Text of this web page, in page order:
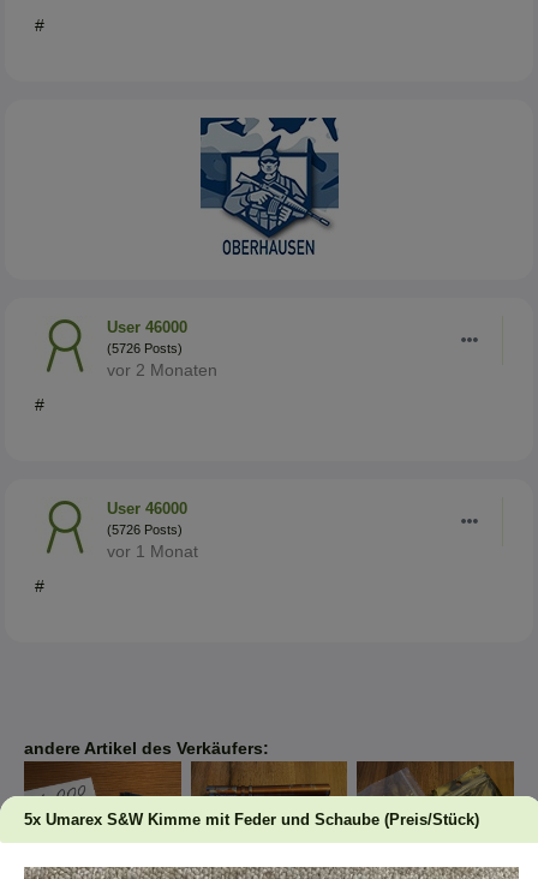
5x Umarex S&W Kimme mit Feder und Schaube (Preis/Stück)
#
User 46000
(5726 Posts)
vor 2 Monaten
#
User 46000
(5726 Posts)
vor 1 Monat
#
andere Artikel des Verkäufers: